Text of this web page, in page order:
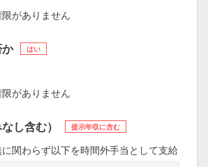
がありません
はい
がありません
し含む） 提示年収に含む
関わらず以下を時間外手当として支給